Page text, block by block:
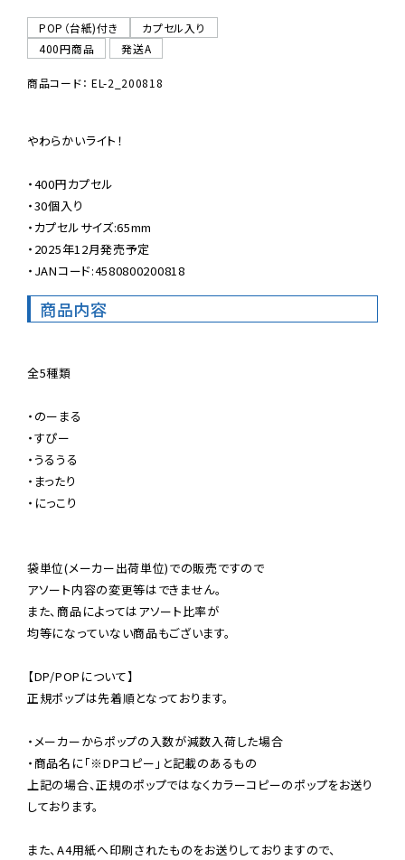
POP（台紙)付き
カプセル入り
400円商品
発送A
商品コード： EL-2_200818
やわらかいライト！
・400円カプセル
・30個入り
・カプセルサイズ:65mm
・2025年12月発売予定
・JANコード:4580800200818
商品内容
全5種類
・のーまる
・すぴー
・うるうる
・まったり
・にっこり
袋単位(メーカー出荷単位)での販売ですので
アソート内容の変更等はできません。
また、商品によってはアソート比率が
均等になっていない商品もございます。
【DP/POPについて】
正規ポップは先着順となっております。
・メーカーからポップの入数が減数入荷した場合
・商品名に「※DPコピー」と記載のあるもの
上記の場合、正規のポップではなくカラーコピーのポップをお送り
しております。
また、A4用紙へ印刷されたものをお送りしておりますので、